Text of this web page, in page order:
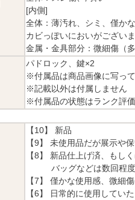
[内側]
全体：薄汚れ、シミ、僅か
カビっぽいにおいがございま
金属・金具部分：微細傷（
パドロック、鍵×2
※付属品は商品画像に写っ
※記載以外は付属しません
※付属品の状態はランク評
【10】 新品
【9】 未使用品だが展示や
【8】 新品仕上げ済、もし
バッグなどは数回程度
【7】 僅かな使用感、微細
【6】 日常的に使用してい